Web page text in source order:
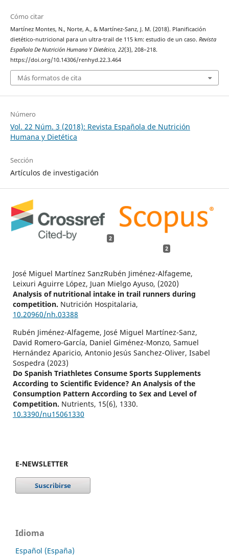
Cómo citar
Martínez Montes, N., Norte, A., & Martínez-Sanz, J. M. (2018). Planificación
dietético-nutricional para un ultra-trail de 115 km: estudio de un caso. Revista
Española De Nutrición Humana Y Dietética, 22(3), 208–218.
https://doi.org/10.14306/renhyd.22.3.464
Más formatos de cita
Número
Vol. 22 Núm. 3 (2018): Revista Española de Nutrición
Humana y Dietética
Sección
Artículos de investigación
2
2
José Miguel Martínez SanzRubén Jiménez-Alfageme,
Leixuri Aguirre López, Juan Mielgo Ayuso, (2020)
Analysis of nutritional intake in trail runners during
competition. Nutrición Hospitalaria,
10.20960/nh.03388
Rubén Jiménez-Alfageme, José Miguel Martínez-Sanz,
David Romero-García, Daniel Giménez-Monzo, Samuel
Hernández Aparicio, Antonio Jesús Sanchez-Oliver, Isabel
Sospedra (2023)
Do Spanish Triathletes Consume Sports Supplements
According to Scientific Evidence? An Analysis of the
Consumption Pattern According to Sex and Level of
Competition. Nutrients, 15(6), 1330.
10.3390/nu15061330
E-NEWSLETTER
Idioma
Español (España)